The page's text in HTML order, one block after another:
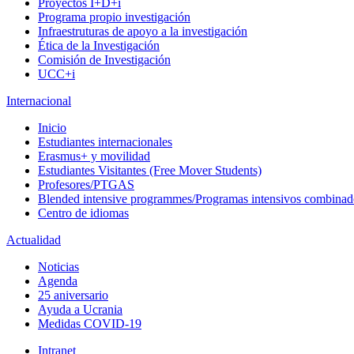
Proyectos I+D+i
Programa propio investigación
Infraestruturas de apoyo a la investigación
Ética de la Investigación
Comisión de Investigación
UCC+i
Internacional
Inicio
Estudiantes internacionales
Erasmus+ y movilidad
Estudiantes Visitantes (Free Mover Students)
Profesores/PTGAS
Blended intensive programmes/Programas intensivos
Centro de idiomas
Actualidad
Noticias
Agenda
25 aniversario
Ayuda a Ucrania
Medidas COVID-19
Intranet